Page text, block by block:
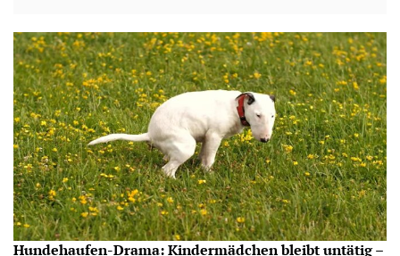
Hundehaufen-Drama: Kindermädchen bleibt untätig –